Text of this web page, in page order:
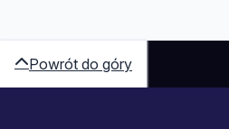
Powrót do góry